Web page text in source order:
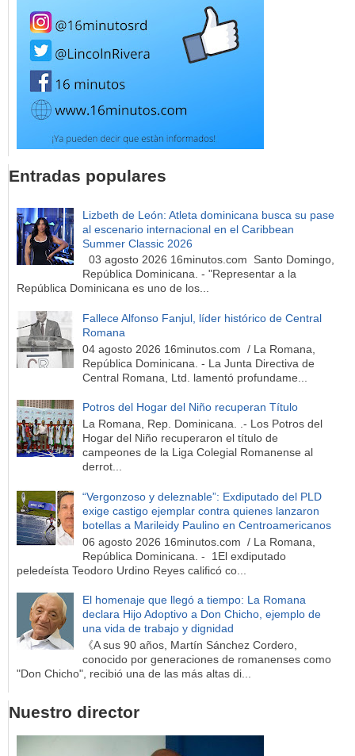
Entradas populares
Lizbeth de León: Atleta dominicana busca su pase
al escenario internacional en el Caribbean
Summer Classic 2026
03 agosto 2026 16minutos.com Santo Domingo,
República Dominicana. - "Representar a la
República Dominicana es uno de los...
Fallece Alfonso Fanjul, líder histórico de Central
Romana
04 agosto 2026 16minutos.com / La Romana,
República Dominicana. - La Junta Directiva de
Central Romana, Ltd. lamentó profundame...
Potros del Hogar del Niño recuperan Título
La Romana, Rep. Dominicana. .- Los Potros del
Hogar del Niño recuperaron el título de
campeones de la Liga Colegial Romanense al
derrot...
“Vergonzoso y deleznable”: Exdiputado del PLD
exige castigo ejemplar contra quienes lanzaron
botellas a Marileidy Paulino en Centroamericanos
06 agosto 2026 16minutos.com / La Romana,
República Dominicana. - 1El exdiputado
peledeísta Teodoro Urdino Reyes calificó co...
El homenaje que llegó a tiempo: La Romana
declara Hijo Adoptivo a Don Chicho, ejemplo de
una vida de trabajo y dignidad
《A sus 90 años, Martín Sánchez Cordero,
conocido por generaciones de romanenses como
"Don Chicho", recibió una de las más altas di...
Nuestro director